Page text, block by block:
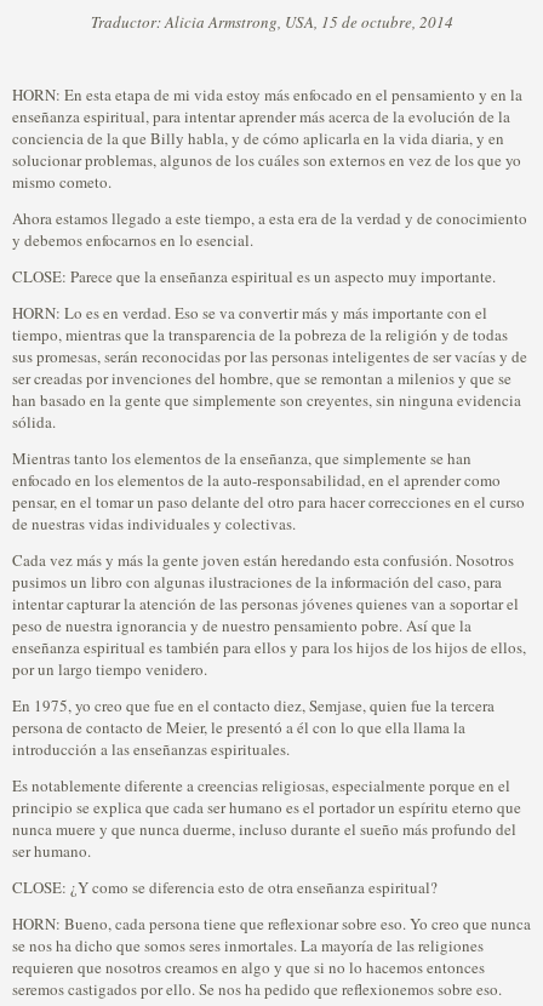
Traductor: Alicia Armstrong, USA, 15 de octubre, 2014
HORN: En esta etapa de mi vida estoy más enfocado en el pensamiento y en la
enseñanza espiritual, para intentar aprender más acerca de la evolución de la
conciencia de la que Billy habla, y de cómo aplicarla en la vida diaria, y en
solucionar problemas, algunos de los cuáles son externos en vez de los que yo
mismo cometo.
Ahora estamos llegado a este tiempo, a esta era de la verdad y de conocimiento
y debemos enfocarnos en lo esencial.
CLOSE: Parece que la enseñanza espiritual es un aspecto muy importante.
HORN: Lo es en verdad. Eso se va convertir más y más importante con el
tiempo, mientras que la transparencia de la pobreza de la religión y de todas
sus promesas, serán reconocidas por las personas inteligentes de ser vacías y de
ser creadas por invenciones del hombre, que se remontan a milenios y que se
han basado en la gente que simplemente son creyentes, sin ninguna evidencia
sólida.
Mientras tanto los elementos de la enseñanza, que simplemente se han
enfocado en los elementos de la auto-responsabilidad, en el aprender como
pensar, en el tomar un paso delante del otro para hacer correcciones en el curso
de nuestras vidas individuales y colectivas.
Cada vez más y más la gente joven están heredando esta confusión. Nosotros
pusimos un libro con algunas ilustraciones de la información del caso, para
intentar capturar la atención de las personas jóvenes quienes van a soportar el
peso de nuestra ignorancia y de nuestro pensamiento pobre. Así que la
enseñanza espiritual es también para ellos y para los hijos de los hijos de ellos,
por un largo tiempo venidero.
En 1975, yo creo que fue en el contacto diez, Semjase, quien fue la tercera
persona de contacto de Meier, le presentó a él con lo que ella llama la
introducción a las enseñanzas espirituales.
Es notablemente diferente a creencias religiosas, especialmente porque en el
principio se explica que cada ser humano es el portador un espíritu eterno que
nunca muere y que nunca duerme, incluso durante el sueño más profundo del
ser humano.
CLOSE: ¿Y como se diferencia esto de otra enseñanza espiritual?
HORN: Bueno, cada persona tiene que reflexionar sobre eso. Yo creo que nunca
se nos ha dicho que somos seres inmortales. La mayoría de las religiones
requieren que nosotros creamos en algo y que si no lo hacemos entonces
seremos castigados por ello. Se nos ha pedido que reflexionemos sobre eso.